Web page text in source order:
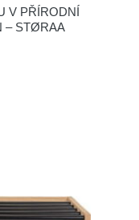
V PŘÍRODNÍ
– STØRAA